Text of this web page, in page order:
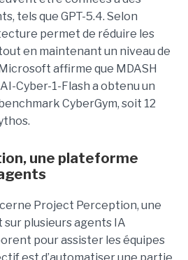
tels que GPT-5.4. Selon
permet de réduire les
en maintenant un niveau de
affirme que MDASH
Cyber-1-Flash a obtenu un
CyberGym, soit 12
une plateforme
Project Perception, une
plusieurs agents IA
pour assister les équipes